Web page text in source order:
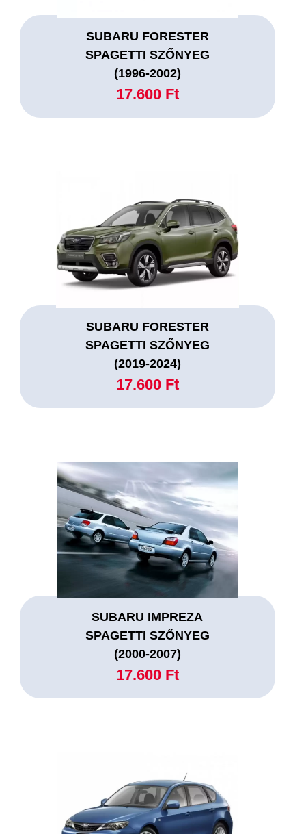
SUBARU FORESTER
SPAGETTI SZŐNYEG
(1996-2002)
17.600 Ft
SUBARU FORESTER
SPAGETTI SZŐNYEG
(2019-2024)
17.600 Ft
SUBARU IMPREZA
SPAGETTI SZŐNYEG
(2000-2007)
17.600 Ft